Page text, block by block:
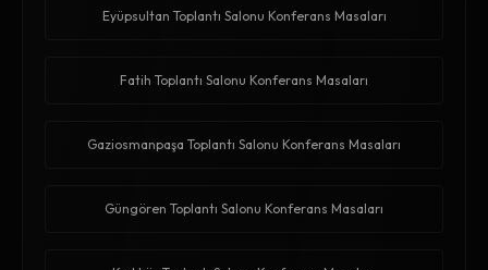
Eyüpsultan Toplantı Salonu Konferans Masaları
Fatih Toplantı Salonu Konferans Masaları
Gaziosmanpaşa Toplantı Salonu Konferans Masaları
Güngören Toplantı Salonu Konferans Masaları